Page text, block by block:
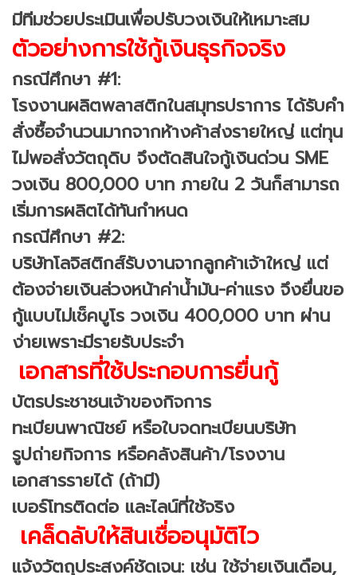
มีทีมช่วยประเมินเพื่อปรับวงเงินให้เหมาะสม
ตัวอย่างการใช้กู้เงินธุรกิจจริง
กรณีศึกษา #1:
โรงงานผลิตพลาสติกในสมุทรปราการ ได้รับคำ
สั่งซื้อจำนวนมากจากห้างค้าส่งรายใหญ่ แต่ทุน
ไม่พอสั่งวัตถุดิบ จึงตัดสินใจกู้เงินด่วน SME
วงเงิน 800,000 บาท ภายใน 2 วันก็สามารถ
เริ่มการผลิตได้ทันกำหนด
กรณีศึกษา #2:
บริษัทโลจิสติกส์รับงานจากลูกค้าเจ้าใหญ่ แต่
ต้องจ่ายเงินล่วงหน้าค่าน้ำมัน-ค่าแรง จึงยื่นขอ
กู้แบบไม่เช็คบูโร วงเงิน 400,000 บาท ผ่าน
ง่ายเพราะมีรายรับประจำ
เอกสารที่ใช้ประกอบการยื่นกู้
บัตรประชาชนเจ้าของกิจการ
ทะเบียนพาณิชย์ หรือใบจดทะเบียนบริษัท
รูปถ่ายกิจการ หรือคลังสินค้า/โรงงาน
เอกสารรายได้ (ถ้ามี)
เบอร์โทรติดต่อ และไลน์ที่ใช้จริง
เคล็ดลับให้สินเชื่ออนุมัติไว
แจ้งวัตถุประสงค์ชัดเจน: เช่น ใช้จ่ายเงินเดือน,